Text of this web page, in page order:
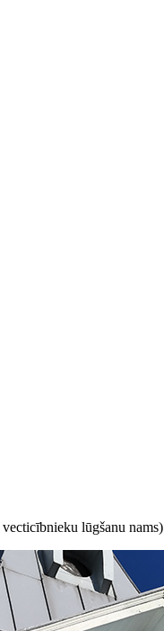
lūgšanu nams)